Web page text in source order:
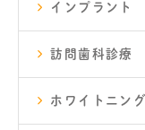
インプラント
訪問歯科診療
ホワイトニング